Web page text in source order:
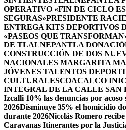
OPERATIVO «FIN DE CICLO
SEGURAS»PRESIDENTE
ENTREGA KITS DEPORTIVOS
«PASEOS QUE
DE TLALNEPANTLA
CONSTRUCCIÓN DE DOS
NACIONALES MARGARITA
JÓVENES TALENTOS
CULTURALESCOACALCO
INTEGRAL DE LA CALLE SAN
Izcalli 10% las denuncias por acoso
2026Disminuye 35% el homicidio
durante 2026Nicolás Romero
Caravanas Itinerantes por la